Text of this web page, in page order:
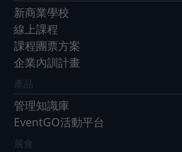
新商業學校
線上課程
課程團票方案
企業內訓計畫
產品
管理知識庫
EventGO活動平台
展會